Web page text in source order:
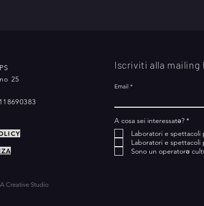
25
Creative Studio
Iscriviti alla mailing
Email
A cosa sei interessatǝ? *O
b
l
i
g
Laboratori e spettacoli
Laboratori e spettacoli
Sono un operatorǝ